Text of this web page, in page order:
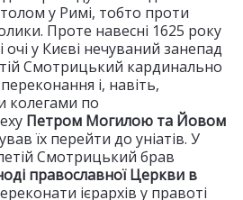
у Римі, тобто проти
Проте навесні 1625 року
у Києві нечуваний занепад
Смотрицький кардинально
переконання і, навіть,
колегами по
Петром Могилою та Йовом
їх перейти до уніатів. У
Смотрицький брав
православної Церкви в
ієрархів у правоті